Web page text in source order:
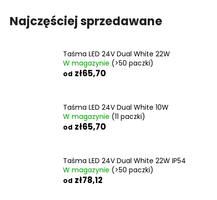
Najczęściej sprzedawane
Taśma LED 24V Dual White 22W
W magazynie (>50 paczki)
od zł65,70
Taśma LED 24V Dual White 10W
W magazynie (11 paczki)
od zł65,70
Taśma LED 24V Dual White 22W IP54
W magazynie (>50 paczki)
od zł78,12